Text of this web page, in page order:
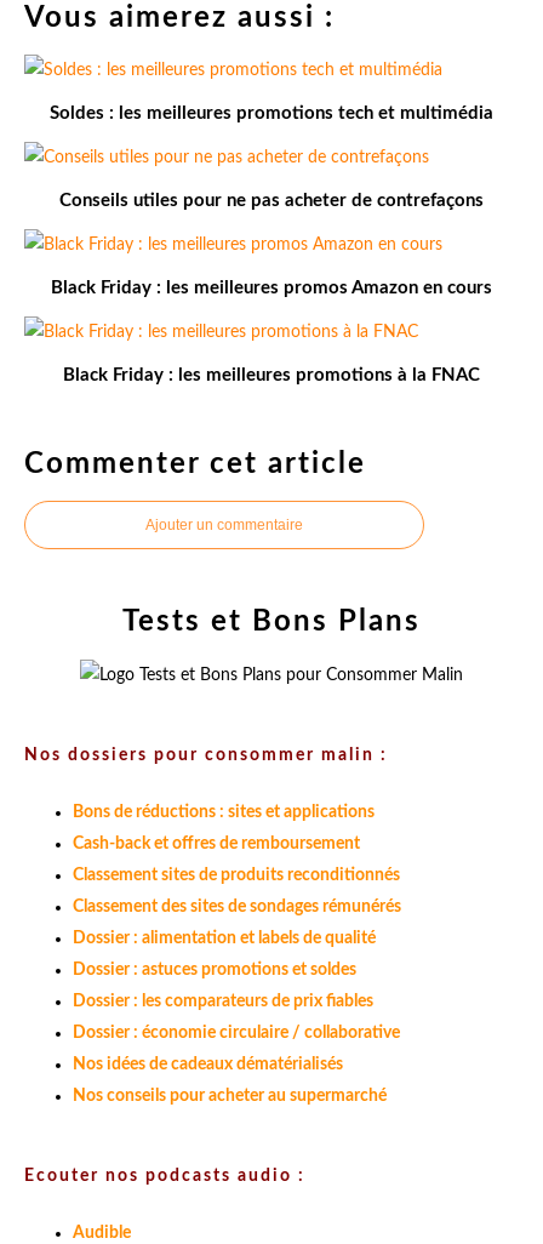
Vous aimerez aussi :
Soldes : les meilleures promotions tech et multimédia
Conseils utiles pour ne pas acheter de contrefaçons
Black Friday : les meilleures promos Amazon en cours
Black Friday : les meilleures promotions à la FNAC
Commenter cet article
Ajouter un commentaire
Tests et Bons Plans
Nos dossiers pour consommer malin :
Bons de réductions : sites et applications
Cash-back et offres de remboursement
Classement sites de produits reconditionnés
Classement des sites de sondages rémunérés
Dossier : alimentation et labels de qualité
Dossier : astuces promotions et soldes
Dossier : les comparateurs de prix fiables
Dossier : économie circulaire / collaborative
Nos idées de cadeaux dématérialisés
Nos conseils pour acheter au supermarché
Ecouter nos podcasts audio :
Audible